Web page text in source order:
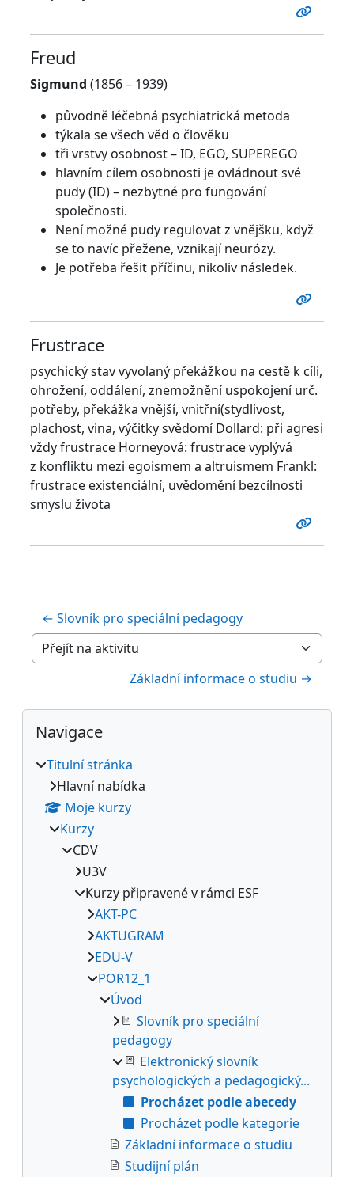
Freud
Sigmund (1856 – 1939)
původně léčebná psychiatrická metoda
týkala se všech věd o člověku
tři vrstvy osobnost – ID, EGO, SUPEREGO
hlavním cílem osobnosti je ovládnout své
pudy (ID) – nezbytné pro fungování
společnosti.
Není možné pudy regulovat z vnějšku, když
se to navíc přežene, vznikají neurózy.
Je potřeba řešit příčinu, nikoliv následek.
Frustrace
psychický stav vyvolaný překážkou na cestě k cíli,
ohrožení, oddálení, znemožnění uspokojení urč.
potřeby, překážka vnější, vnitřní(stydlivost,
plachost, vina, výčitky svědomí Dollard: při agresi
vždy frustrace Horneyová: frustrace vyplývá
z konfliktu mezi egoismem a altruismem Frankl:
frustrace existenciální, uvědomění bezcílnosti
smyslu života
← Slovník pro speciální pedagogy
Přejít na aktivitu
Základní informace o studiu →
Bloky
Přeskočit: Navigace
Navigace
Titulní stránka
Hlavní nabídka
Moje kurzy
Kurzy
CDV
U3V
Kurzy připravené v rámci ESF
AKT-PC
AKTUGRAM
EDU-V
POR12_1
Úvod
Slovník pro speciální
pedagogy
Elektronický slovník
psychologických a pedagogický...
Procházet podle abecedy
Procházet podle kategorie
Základní informace o studiu
Studijní plán